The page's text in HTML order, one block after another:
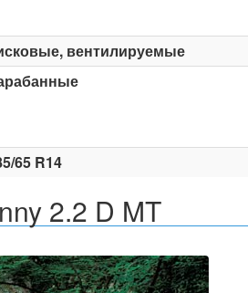
вентилируемые
65 R14
2.2 D MT